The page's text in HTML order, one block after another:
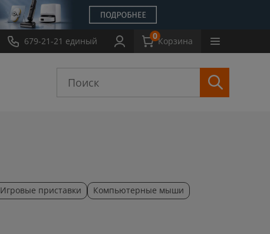
Обмен Выкуп Новости Обзоры Инструкции
679-21-21 единый 0Корзина
Игровые приставки
Компьютерные мыши